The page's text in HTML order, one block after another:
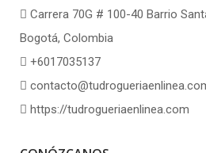
Carrera 70G # 100-40 Barrio
Bogotá, Colombia
+6017035137
https://tudrogueriaenlinea.com